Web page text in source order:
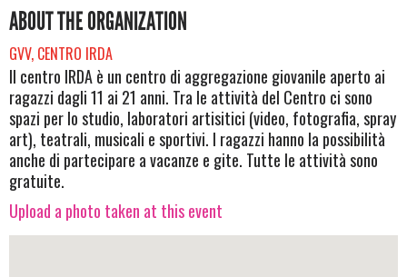
ABOUT THE ORGANIZATION
GVV, CENTRO IRDA
Il centro IRDA è un centro di aggregazione giovanile aperto ai
ragazzi dagli 11 ai 21 anni. Tra le attività del Centro ci sono
spazi per lo studio, laboratori artisitici (video, fotografia, spray
art), teatrali, musicali e sportivi. I ragazzi hanno la possibilità
anche di partecipare a vacanze e gite. Tutte le attività sono
gratuite.
Upload a photo taken at this event